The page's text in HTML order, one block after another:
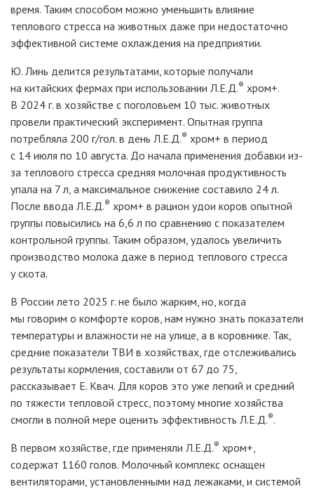
время. Таким способом можно уменьшить влияние
теплового стресса на животных даже при недостаточно
эффективной системе охлаждения на предприятии.
Ю. Линь делится результатами, которые получали
на китайских фермах при использовании Л.Е.Д.® хром+.
В 2024 г. в хозяйстве с поголовьем 10 тыс. животных
провели практический эксперимент. Опытная группа
потребляла 200 г/гол. в день Л.Е.Д.® хром+ в период
с 14 июля по 10 августа. До начала применения добавки из-
за теплового стресса средняя молочная продуктивность
упала на 7 л, а максимальное снижение составило 24 л.
После ввода Л.Е.Д.® хром+ в рацион удои коров опытной
группы повысились на 6,6 л по сравнению с показателем
контрольной группы. Таким образом, удалось увеличить
производство молока даже в период теплового стресса
у скота.
В России лето 2025 г. не было жарким, но, когда
мы говорим о комфорте коров, нам нужно знать показатели
температуры и влажности не на улице, а в коровнике. Так,
средние показатели ТВИ в хозяйствах, где отслеживались
результаты кормления, составили от 67 до 75,
рассказывает Е. Квач. Для коров это уже легкий и средний
по тяжести тепловой стресс, поэтому многие хозяйства
смогли в полной мере оценить эффективность Л.Е.Д.®.
В первом хозяйстве, где применяли Л.Е.Д.® хром+,
содержат 1160 голов. Молочный комплекс оснащен
вентиляторами, установленными над лежаками, и системой